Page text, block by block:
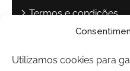
Utilizamos cookies para
Termos e condições
Política de privacidade